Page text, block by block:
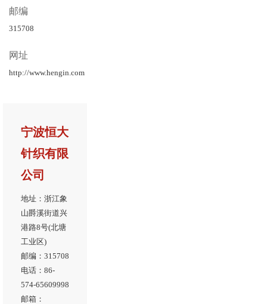
邮编
315708
网址
http://www.hengin.com
宁波恒大
针织有限
公司
地址：浙江象
山爵溪街道兴
港路8号(北塘
工业区)
邮编：315708
电话：86-
574-65609998
邮箱：